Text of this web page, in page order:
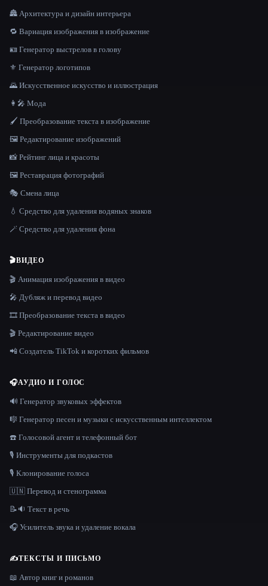
🏯 Архитектура и дизайн интерьера
🔁 Вариация изображения в изображение
🪪 Генератор выстрелов в голову
⚜️ Генератор логотипов
🌄 Искусственное искусство и иллюстрация
👩‍🎤 Мода
🖌️ Преобразование текста в изображение
🖼️ Редактирование изображений
📸 Рейтинг лица и красоты
🖼️ Реставрация фотографий
🎭 Смена лица
💧 Средство для удаления водяных знаков
🪄 Средство для удаления фона
🎬ВИДЕО
🎬 Анимация изображения в видео
🎤 Дубляж и перевод видео
🎞️ Преобразование текста в видео
🎬 Редактирование видео
📲 Создатель TikTok и коротких фильмов
🎧АУДИО И ГОЛОС
🔊 Генератор звуковых эффектов
🎼 Генератор песен и музыки с искусственным интеллектом
☎️ Голосовой агент и телефонный бот
🎙️ Инструменты для подкастов
🎙️ Клонирование голоса
🇺🇳 Перевод и стенограмма
📝🔉 Текст в речь
🎧 Усилитель звука и удаление вокала
✍️ТЕКСТЫ И ПИСЬМО
📖 Автор книг и романов